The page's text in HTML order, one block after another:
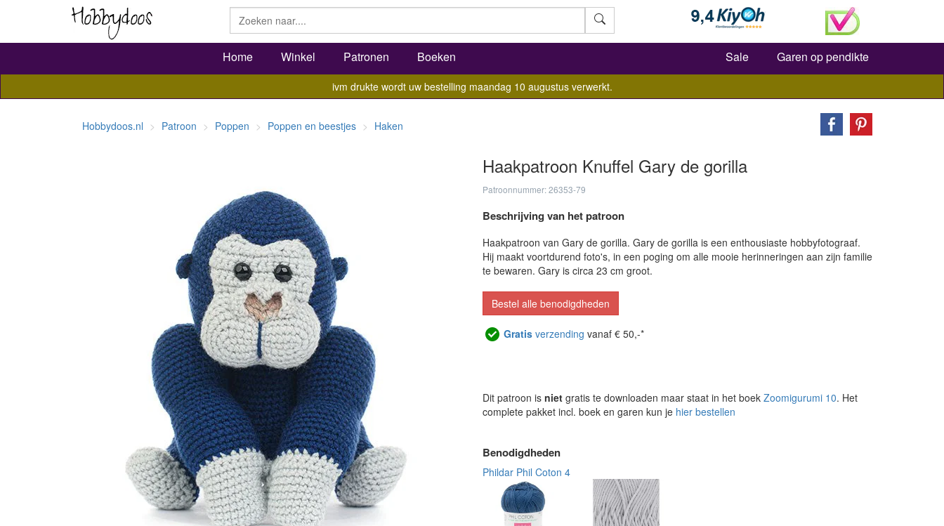
Zoeken
Home Winkel Patronen Boeken Sale Garen op pendikte
ivm drukte wordt uw bestelling maandag 10 augustus verwerkt.
Hobbydoos.nl Patroon Poppen Poppen en beestjes Haken
Haakpatroon Knuffel Gary de gorilla
Patroonnummer: 26353-79
Beschrijving van het patroon
Haakpatroon van Gary de gorilla. Gary de gorilla is een enthousiaste hobbyfotograaf.
Hij maakt voortdurend foto's, in een poging om alle mooie herinneringen aan zijn familie
te bewaren. Gary is circa 23 cm groot.
Bestel alle benodigdheden
Gratis verzending vanaf € 50,-*
Dit patroon is niet gratis te downloaden maar staat in het boek Zoomigurumi 10. Het
complete pakket incl. boek en garen kun je hier bestellen
Benodigdheden
Phildar Phil Coton 4